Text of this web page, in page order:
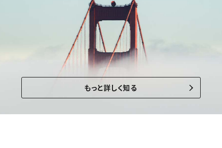
もっと詳しく知る